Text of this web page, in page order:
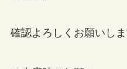
確認よろしくお願いしま